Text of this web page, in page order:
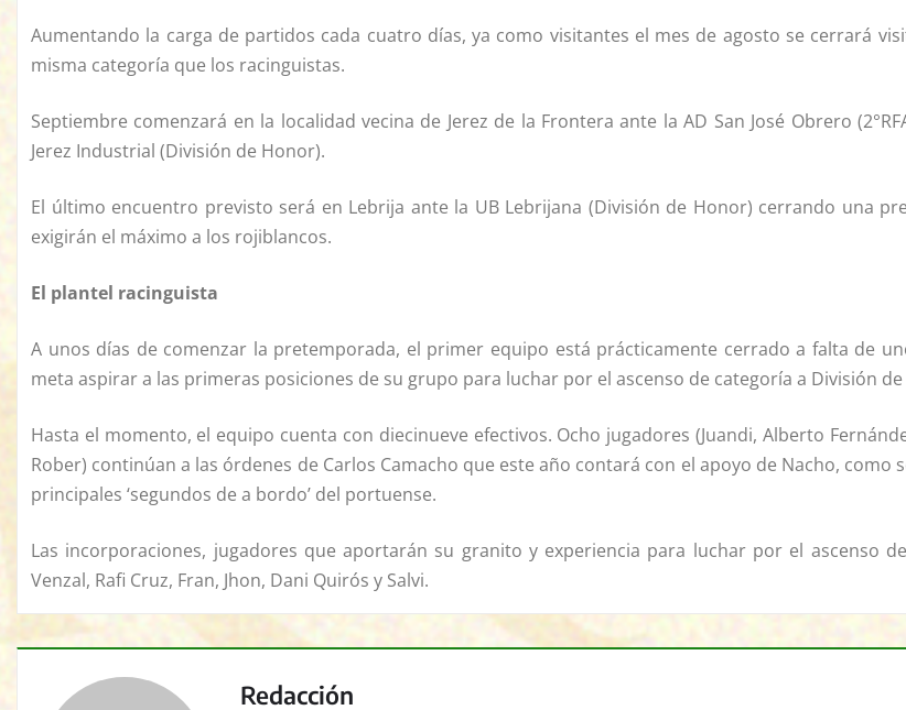
Aumentando la carga de partidos cada cuatro días, ya como visitantes el mes de agosto se cerrará
misma categoría que los racinguistas.
Septiembre comenzará en la localidad vecina de Jerez de la Frontera ante la AD San José Obrero
Jerez Industrial (División de Honor).
El último encuentro previsto será en Lebrija ante la UB Lebrijana (División de Honor) cerrando una
exigirán el máximo a los rojiblancos.
El plantel racinguista
A unos días de comenzar la pretemporada, el primer equipo está prácticamente cerrado a falta de
meta aspirar a las primeras posiciones de su grupo para luchar por el ascenso de categoría a División
Hasta el momento, el equipo cuenta con diecinueve efectivos. Ocho jugadores (Juandi, Alberto
Rober) continúan a las órdenes de Carlos Camacho que este año contará con el apoyo de Nacho,
principales ‘segundos de a bordo’ del portuense.
Las incorporaciones, jugadores que aportarán su granito y experiencia para luchar por el ascenso
Venzal, Rafi Cruz, Fran, Jhon, Dani Quirós y Salvi.
Redacción